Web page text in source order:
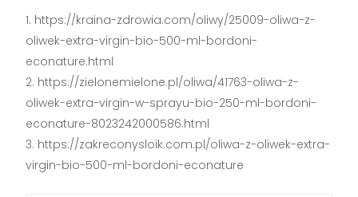
https://kraina-zdrowia.com/oliwy/25009-oliwa-z-
oliwek-extra-virgin-bio-500-ml-bordoni-
econature.html
https://zielonemielone.pl/oliwa/41763-oliwa-z-
oliwek-extra-virgin-w-sprayu-bio-250-ml-bordoni-
econature-8023242000586.html
https://zakreconysloik.com.pl/oliwa-z-oliwek-extra-
virgin-bio-500-ml-bordoni-econature